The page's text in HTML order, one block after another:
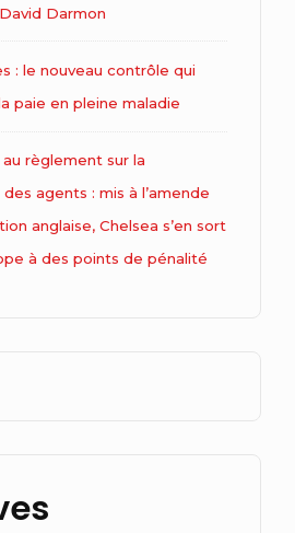
Darmon
: le nouveau contrôle qui
paie en pleine maladie
règlement sur la
agents : mis à l’amende
anglaise, Chelsea s’en sort
à des points de pénalité